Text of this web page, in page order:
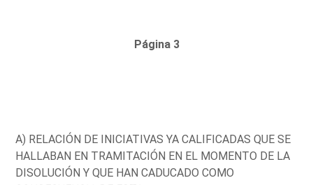
Página 3
A) RELACIÓN DE INICIATIVAS YA CALIFICADAS QUE SE
HALLABAN EN TRAMITACIÓN EN EL MOMENTO DE LA
DISOLUCIÓN Y QUE HAN CADUCADO COMO